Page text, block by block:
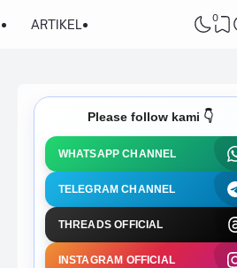
ARTIKEL 0
Please follow kami 👇
WHATSAPP CHANNEL
TELEGRAM CHANNEL
THREADS OFFICIAL
INSTAGRAM OFFICIAL